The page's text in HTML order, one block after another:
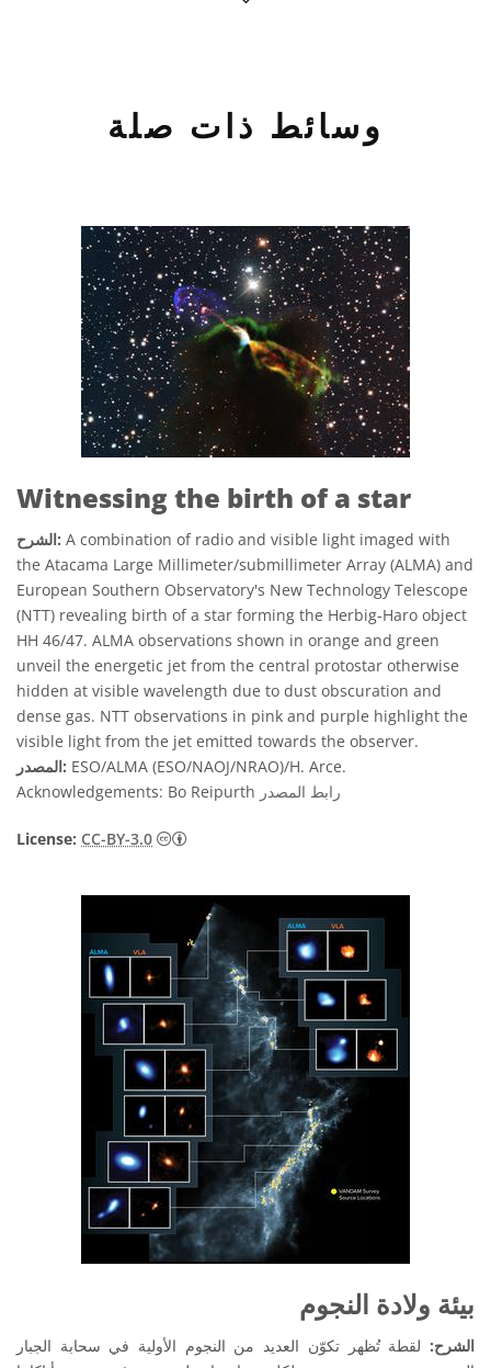
وسائط ذات صلة
Witnessing the birth of a star
الشرح: A combination of radio and visible light imaged with
the Atacama Large Millimeter/submillimeter Array (ALMA) and
European Southern Observatory's New Technology Telescope
(NTT) revealing birth of a star forming the Herbig-Haro object
HH 46/47. ALMA observations shown in orange and green
unveil the energetic jet from the central protostar otherwise
hidden at visible wavelength due to dust obscuration and
dense gas. NTT observations in pink and purple highlight the
visible light from the jet emitted towards the observer.
المصدر: ESO/ALMA (ESO/NAOJ/NRAO)/H. Arce.
Acknowledgements: Bo Reipurth رابط المصدر
License: CC-BY-3.0
بيئة ولادة النجوم
الشرح: لقطة تُظهر تكوّن العديد من النجوم الأولية في سحابة الجبار